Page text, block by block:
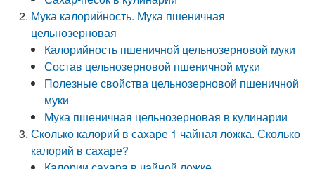
Мука калорийность. Мука пшеничная
цельнозерновая
Калорийность пшеничной цельнозерновой муки
Состав цельнозерновой пшеничной муки
Полезные свойства цельнозерновой пшеничной
муки
Мука пшеничная цельнозерновая в кулинарии
Сколько калорий в сахаре 1 чайная ложка. Сколько
калорий в сахаре?